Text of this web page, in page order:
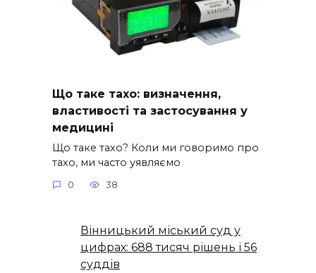
Що таке тахо: визначення,
властивості та застосування у
медицині
Що таке тахо? Коли ми говоримо про
тахо, ми часто уявляємо
0 38
Вінницький міський суд у
цифрах: 688 тисяч рішень і 56
суддів